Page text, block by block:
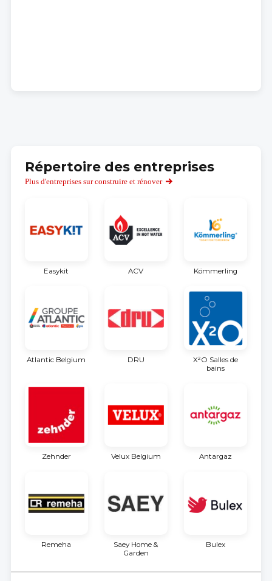
Répertoire des entreprises
Plus d'entreprises sur construire et rénover
Easykit ACV Kömmerling
Atlantic Belgium DRU
X²O Salles de
bains
Zehnder Velux Belgium Antargaz
Remeha
Saey Home &
Garden
Bulex